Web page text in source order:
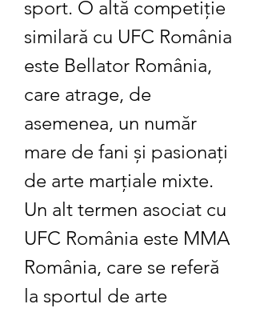
sport. O altă competiție
similară cu UFC România
este Bellator România,
care atrage, de
asemenea, un număr
mare de fani și pasionați
de arte marțiale mixte.
Un alt termen asociat cu
UFC România este MMA
România, care se referă
la sportul de arte